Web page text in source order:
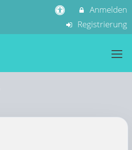
Anmelden
Registrierung